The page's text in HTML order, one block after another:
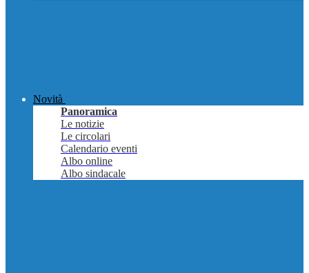
Novità
Panoramica
Le notizie
Le circolari
Calendario eventi
Albo online
Albo sindacale